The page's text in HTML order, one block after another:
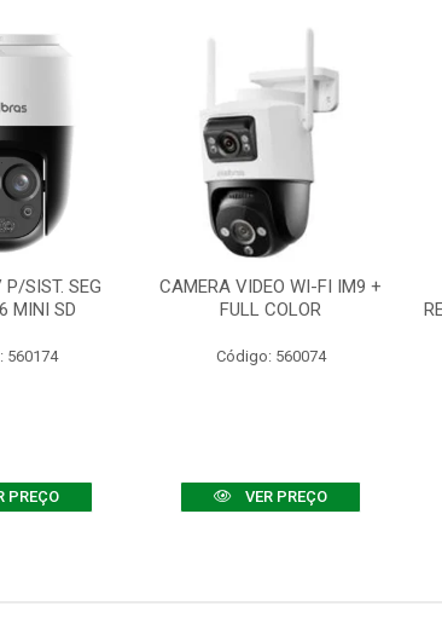
SIST. SEG
MINI SD
560174
PREÇO
CAMERA VIDEO WI-FI IM9 +
FULL COLOR
Código: 560074
VER PREÇO